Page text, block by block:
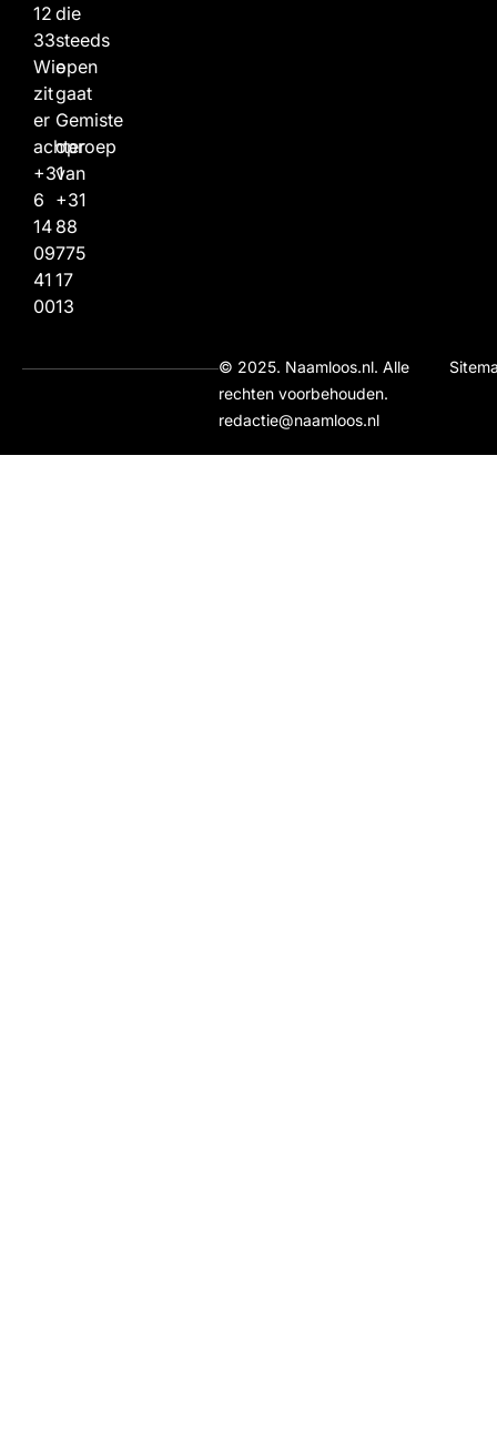
12
33
Wie
zit
er
achter
+31
6
14
09
41
00
die
steeds
open
gaat
Gemiste
oproep
van
+31
88
775
17
13
© 2025. Naamloos.nl. Alle
rechten voorbehouden.
redactie@naamloos.nl